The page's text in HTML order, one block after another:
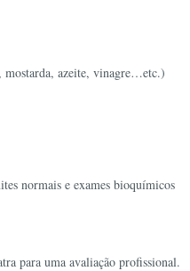
mostarda, azeite, vinagre…etc.)
normais e exames bioquímicos
para uma avaliação profissional.